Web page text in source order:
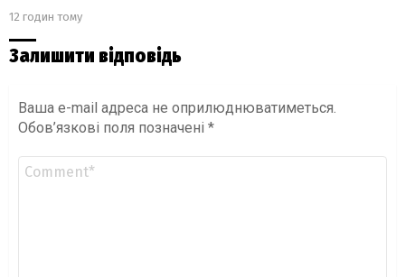
12 годин тому
Залишити відповідь
Ваша e-mail адреса не оприлюднюватиметься.
Обов’язкові поля позначені *
Коментар